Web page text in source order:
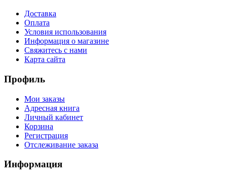
Доставка
Оплата
Условия использования
Информация о магазине
Свяжитесь с нами
Карта сайта
Профиль
Мои заказы
Адресная книга
Личный кабинет
Корзина
Регистрация
Отслеживание заказа
Информация